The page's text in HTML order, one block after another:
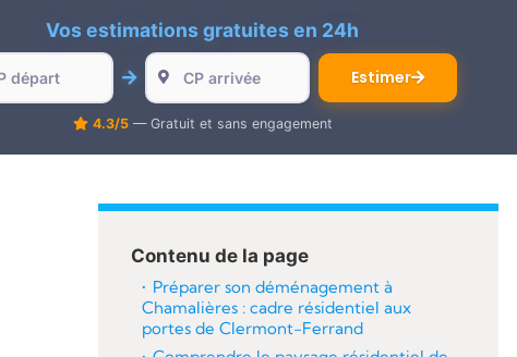
Vos estimations gratuites en 24h
Estimer
4.3/5— Gratuit et sans engagement
Contenu de la page
Préparer son déménagement à
Chamalières : cadre résidentiel aux
portes de Clermont-Ferrand